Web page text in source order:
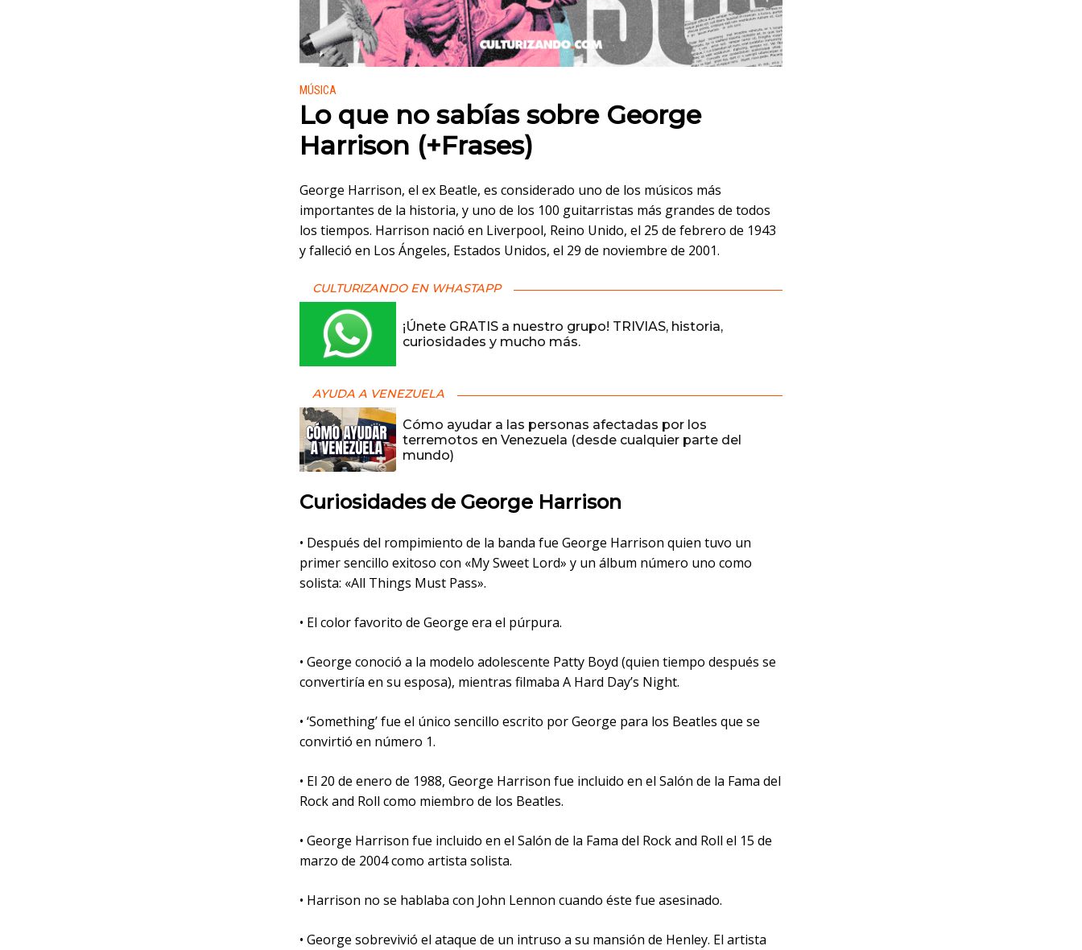
Publicado en:
MÚSICA
Lo que no sabías sobre George
Harrison (+Frases)
George Harrison, el ex Beatle, es considerado uno de los músicos más
importantes de la historia, y uno de los 100 guitarristas más grandes de todos
los tiempos. Harrison nació en Liverpool, Reino Unido, el 25 de febrero de 1943
y falleció en Los Ángeles, Estados Unidos, el 29 de noviembre de 2001.
CULTURIZANDO EN WHASTAPP
¡Únete GRATIS a nuestro grupo! TRIVIAS, historia,
curiosidades y mucho más.
AYUDA A VENEZUELA
Cómo ayudar a las personas afectadas por los
terremotos en Venezuela (desde cualquier parte del
mundo)
Curiosidades de George Harrison
• Después del rompimiento de la banda fue George Harrison quien tuvo un
primer sencillo exitoso con «My Sweet Lord» y un álbum número uno como
solista: «All Things Must Pass».
• El color favorito de George era el púrpura.
• George conoció a la modelo adolescente Patty Boyd (quien tiempo después se
convertiría en su esposa), mientras filmaba A Hard Day’s Night.
• ‘Something’ fue el único sencillo escrito por George para los Beatles que se
convirtió en número 1.
• El 20 de enero de 1988, George Harrison fue incluido en el Salón de la Fama del
Rock and Roll como miembro de los Beatles.
• George Harrison fue incluido en el Salón de la Fama del Rock and Roll el 15 de
marzo de 2004 como artista solista.
• Harrison no se hablaba con John Lennon cuando éste fue asesinado.
• George sobrevivió el ataque de un intruso a su mansión de Henley. El artista